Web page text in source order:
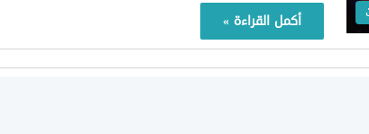
أكمل القراءة »